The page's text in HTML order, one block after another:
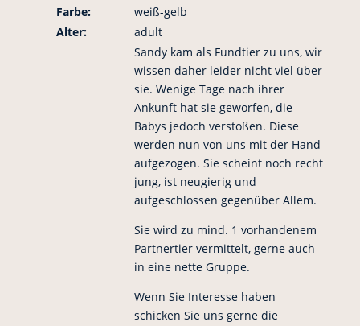
Farbe:
weiß-gelb
Alter:
adult
Sandy kam als Fundtier zu uns, wir
wissen daher leider nicht viel über
sie. Wenige Tage nach ihrer
Ankunft hat sie geworfen, die
Babys jedoch verstoßen. Diese
werden nun von uns mit der Hand
aufgezogen. Sie scheint noch recht
jung, ist neugierig und
aufgeschlossen gegenüber Allem.
Sie wird zu mind. 1 vorhandenem
Partnertier vermittelt, gerne auch
in eine nette Gruppe.
Wenn Sie Interesse haben
schicken Sie uns gerne die